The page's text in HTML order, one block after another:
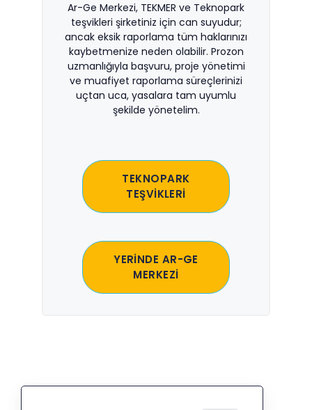
Ar-Ge Merkezi, TEKMER ve Teknopark
teşvikleri şirketiniz için can suyudur;
ancak eksik raporlama tüm haklarınızı
kaybetmenize neden olabilir. Prozon
uzmanlığıyla başvuru, proje yönetimi
ve muafiyet raporlama süreçlerinizi
uçtan uca, yasalara tam uyumlu
şekilde yönetelim.
TEKNOPARK
TEŞVİKLERİ
YERİNDE AR-GE
MERKEZİ